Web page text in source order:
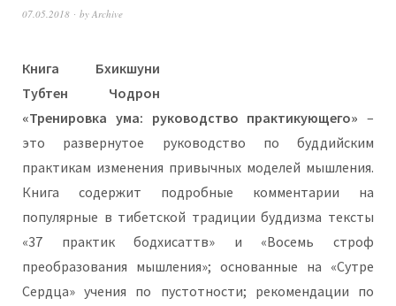
07.05.2018 by Archive
Книга Бхикшуни
Тубтен Чодрон
«Тренировка ума: руководство практикующего» –
это развернутое руководство по буддийским
практикам изменения привычных моделей мышления.
Книга содержит подробные комментарии на
популярные в тибетской традиции буддизма тексты
«37 практик бодхисаттв» и «Восемь строф
преобразования мышления»; основанные на «Сутре
Сердца» учения по пустотности; рекомендации по